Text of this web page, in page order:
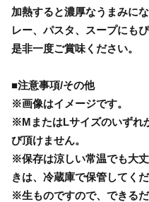
加熱すると濃厚なうまみに
レー、パスタ、スープにもぴ
是非一度ご賞味ください。
■注意事項/その他
※画像はイメージです。
※MまたはLサイズのいずれ
び頂けません。
※保存は涼しい常温でも大
きは、冷蔵庫で保管してくだ
※生ものですので、できる